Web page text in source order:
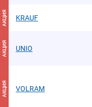
АКЦИЯ KRAUF
АКЦИЯ UNIO
АКЦИЯ VOLRAM